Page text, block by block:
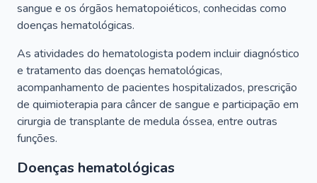
sangue e os órgãos hematopoiéticos, conhecidas como
doenças hematológicas.
As atividades do hematologista podem incluir diagnóstico
e tratamento das doenças hematológicas,
acompanhamento de pacientes hospitalizados, prescrição
de quimioterapia para câncer de sangue e participação em
cirurgia de transplante de medula óssea, entre outras
funções.
Doenças hematológicas